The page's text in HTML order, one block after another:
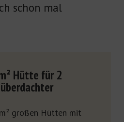
schon mal
Hütte für 2
großen Hütten mit